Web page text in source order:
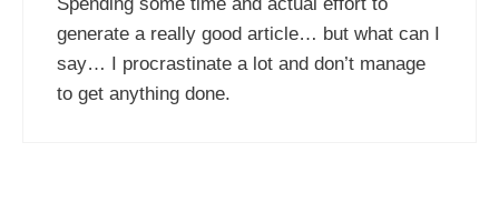
generate a really good article… but what can I
say… I procrastinate a lot and don’t manage
to get anything done.